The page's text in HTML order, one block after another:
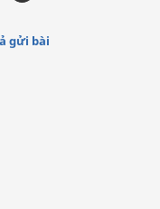
gửi bài